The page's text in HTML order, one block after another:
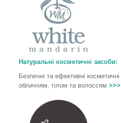
Натуральні косметичні засоби:
Безпечні та ефективні
обличчям, тілом та волоссям